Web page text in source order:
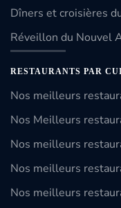
Dîners et croisières
Réveillon du Nouvel
RESTAURANTS PAR
Nos meilleurs
Nos Meilleurs
Nos meilleurs
Nos meilleurs
Nos meilleurs